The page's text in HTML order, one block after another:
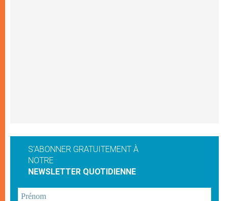
S'ABONNER GRATUITEMENT À
NOTRE
NEWSLETTER QUOTIDIENNE